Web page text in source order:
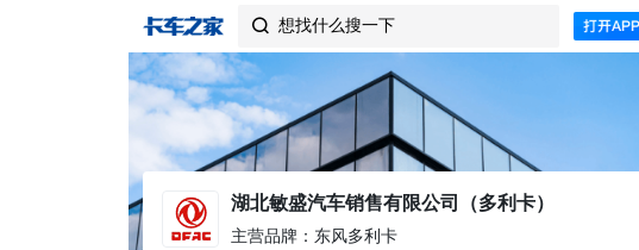
 想找什么搜一下
湖北敏盛汽车销售有限公司（多利卡）
主营品牌：东风多利卡